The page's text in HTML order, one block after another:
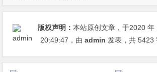
版权声明：本站原创文章，于2020 年
20:49:47 ，由admin 发表，共 5423